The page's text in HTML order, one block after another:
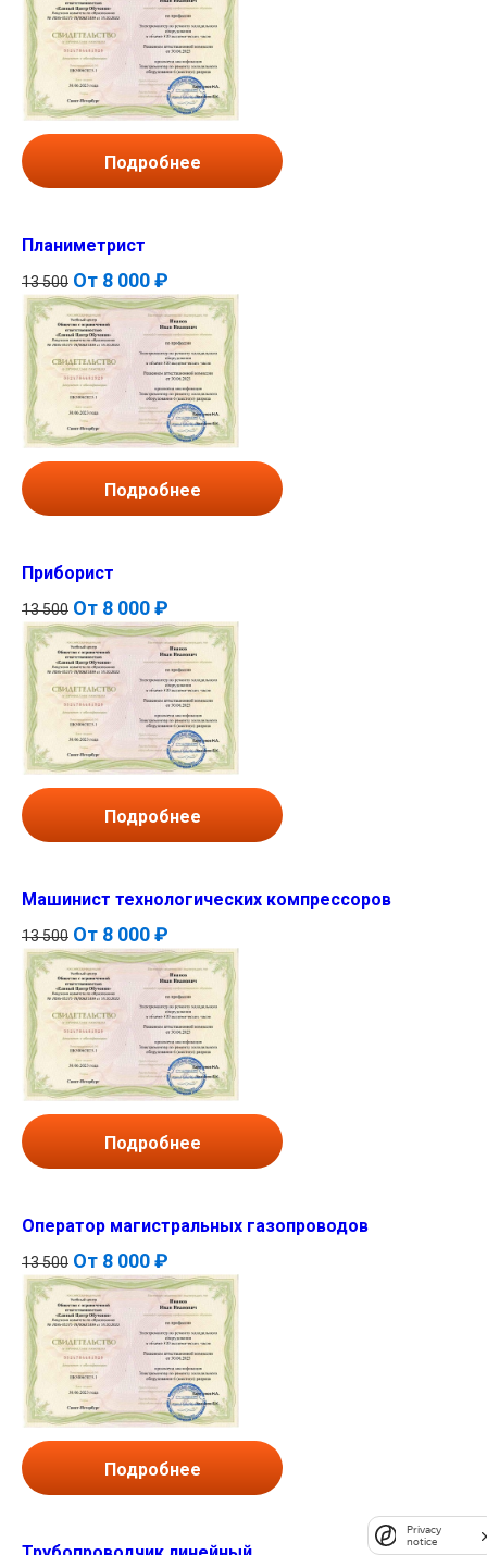
Подробнее
Планиметрист
13 500 От 8 000 ₽
Подробнее
Приборист
13 500 От 8 000 ₽
Подробнее
Машинист технологических компрессоров
13 500 От 8 000 ₽
Подробнее
Оператор магистральных газопроводов
13 500 От 8 000 ₽
Подробнее
Privacy
notice